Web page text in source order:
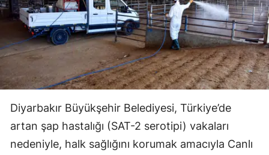
Diyarbakır Büyükşehir Belediyesi, Türkiye’de
artan şap hastalığı (SAT-2 serotipi) vakaları
nedeniyle, halk sağlığını korumak amacıyla Canlı